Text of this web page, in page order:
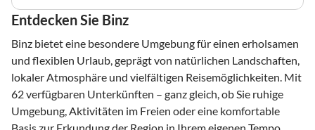
Entdecken Sie Binz
Binz bietet eine besondere Umgebung für einen erholsamen
und flexiblen Urlaub, geprägt von natürlichen Landschaften,
lokaler Atmosphäre und vielfältigen Reisemöglichkeiten. Mit
62 verfügbaren Unterkünften – ganz gleich, ob Sie ruhige
Umgebung, Aktivitäten im Freien oder eine komfortable